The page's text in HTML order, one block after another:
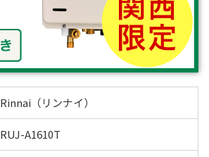
Rinnai（リンナイ）
RUJ-A1610T